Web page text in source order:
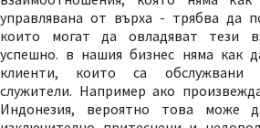
управлявана от върха - трябва да
които могат да овладяват тези
успешно. в нашия бизнес няма как
клиенти, които са обслужвани
служители. Например ако
Индонезия, вероятно това може